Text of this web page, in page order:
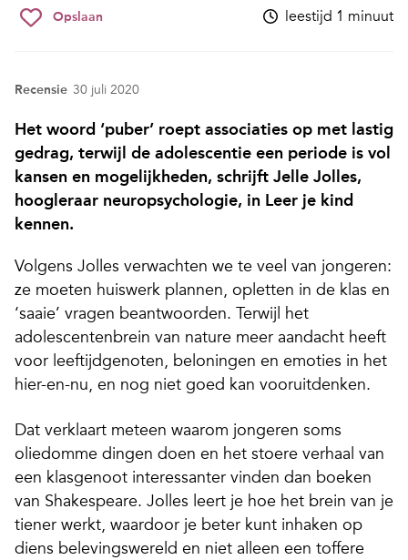
Opslaan leestijd 1 minuut
Recensie 30 juli 2020
Het woord ‘puber’ roept associaties op met lastig
gedrag, terwijl de adolescentie een periode is vol
kansen en mogelijkheden, schrijft Jelle Jolles,
hoogleraar neuropsychologie, in Leer je kind
kennen.
Volgens Jolles verwachten we te veel van jongeren:
ze moeten huiswerk plannen, opletten in de klas en
‘saaie’ vragen beantwoorden. Terwijl het
adolescentenbrein van nature meer aandacht heeft
voor leeftijdgenoten, beloningen en emoties in het
hier-en-nu, en nog niet goed kan vooruitdenken.
Dat verklaart meteen waarom jongeren soms
oliedomme dingen doen en het stoere verhaal van
een klasgenoot interessanter vinden dan boeken
van Shakespeare. Jolles leert je hoe het brein van je
tiener werkt, waardoor je beter kunt inhaken op
diens belevingswereld en niet alleen een toffere